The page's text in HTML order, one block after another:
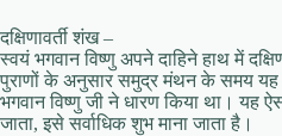
दक्षिणावर्ती शंख –
स्वयं भगवान विष्णु अपने दाहिने हाथ में
पुराणों के अनुसार समुद्र मंथन के समय
भगवान विष्णु जी ने धारण किया था। यह
जाता, इसे सर्वाधिक शुभ माना जाता है।